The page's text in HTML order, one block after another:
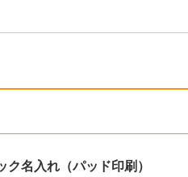
ク名入れ（パッド印刷）